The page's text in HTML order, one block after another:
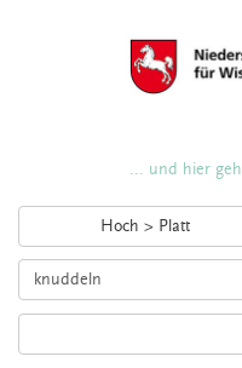
... und hier
Hoch > Platt